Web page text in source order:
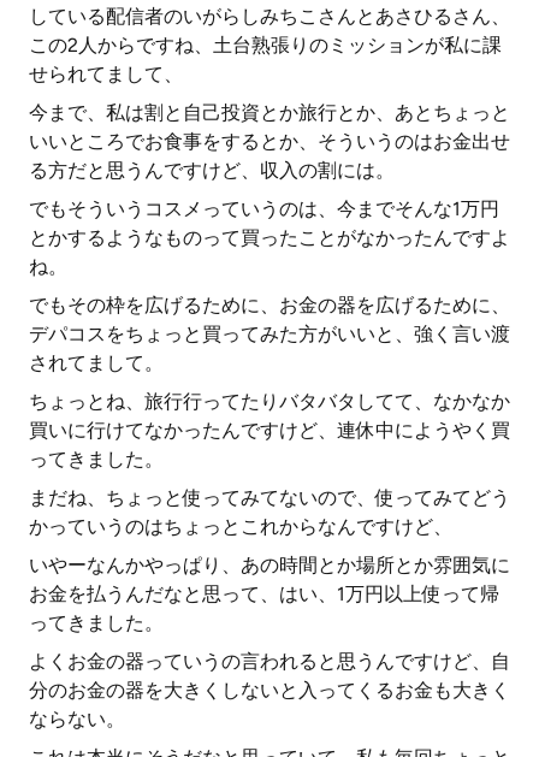
している配信者のいがらしみちこさんとあさひるさん、
この2人からですね、土台熟張りのミッションが私に課
せられてまして、
今まで、私は割と自己投資とか旅行とか、あとちょっと
いいところでお食事をするとか、そういうのはお金出せ
る方だと思うんですけど、収入の割には。
でもそういうコスメっていうのは、今までそんな1万円
とかするようなものって買ったことがなかったんですよ
ね。
でもその枠を広げるために、お金の器を広げるために、
デパコスをちょっと買ってみた方がいいと、強く言い渡
されてまして。
ちょっとね、旅行行ってたりバタバタしてて、なかなか
買いに行けてなかったんですけど、連休中にようやく買
ってきました。
まだね、ちょっと使ってみてないので、使ってみてどう
かっていうのはちょっとこれからなんですけど、
いやーなんかやっぱり、あの時間とか場所とか雰囲気に
お金を払うんだなと思って、はい、1万円以上使って帰
ってきました。
よくお金の器っていうの言われると思うんですけど、自
分のお金の器を大きくしないと入ってくるお金も大きく
ならない。